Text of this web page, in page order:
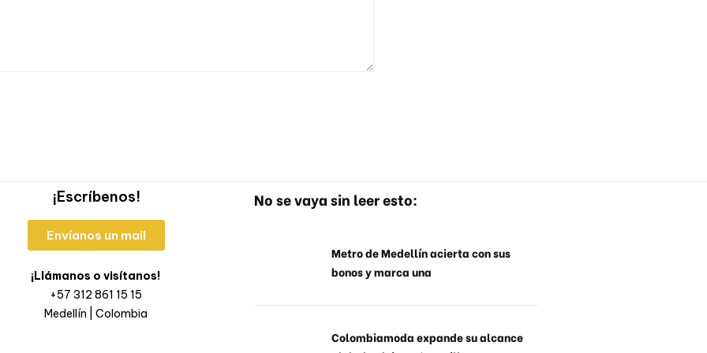
¡Escríbenos!
Envíanos un mail
¡Llámanos o visítanos!
+57 312 861 15 15
Medellín | Colombia
No se vaya sin leer esto:
Metro de Medellín acierta con sus
bonos y marca una
Colombiamoda expande su alcance